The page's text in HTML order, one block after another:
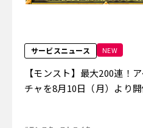
サービスニュース NEW
【モンスト】最大200連！
チャを8月10日（月）より